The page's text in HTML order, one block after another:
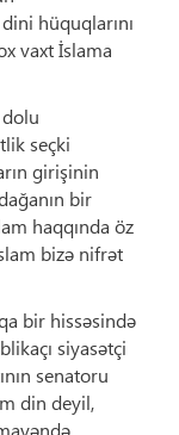
hüquqlarını
vaxt İslama
dolu
seçki
girişinin
bir
haqqında öz
bizə nifrət
bir hissəsində
siyasətçi
senatoru
din deyil,